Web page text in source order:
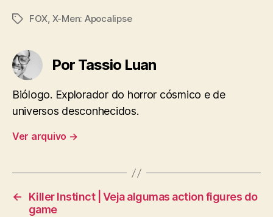
TagsFOX, X-Men: Apocalipse
Por Tassio Luan
Biólogo. Explorador do horror cósmico e de
universos desconhecidos.
Ver arquivo →
←
Killer Instinct | Veja algumas action figures do
game